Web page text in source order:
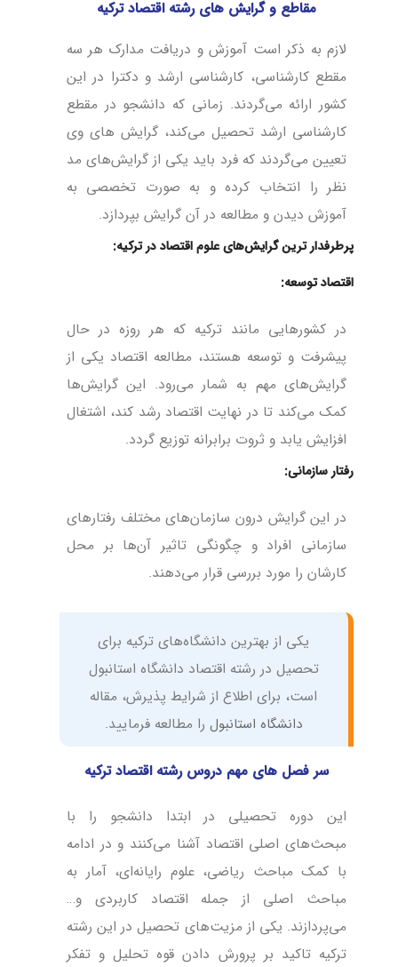
مقاطع و گرایش های رشته اقتصاد ترکیه
لازم به ذکر است آموزش و دریافت مدارک هر سه
مقطع کارشناسی، کارشناسی ارشد و دکترا در این
کشور ارائه می‌گردند. زمانی که دانشجو در مقطع
کارشناسی ارشد تحصیل می‌کند، گرایش های وی
تعیین می‌گردند که فرد باید یکی از گرایش‌های مد
نظر را انتخاب کرده و به صورت تخصصی به
آموزش دیدن و مطالعه در آن گرایش بپردازد.
پرطرفدار ترین گرایش‌های علوم اقتصاد در ترکیه:
اقتصاد توسعه:
در کشورهایی مانند ترکیه که هر روزه در حال
پیشرفت و توسعه هستند، مطالعه اقتصاد یکی از
گرایش‌های مهم به شمار می‌رود. این گرایش‌ها
کمک می‌کند تا در نهایت اقتصاد رشد کند، اشتغال
افزایش یابد و ثروت برابرانه توزیع گردد.
رفتار سازمانی:
در این گرایش درون سازمان‌های مختلف رفتارهای
سازمانی افراد و چگونگی تاثیر آن‌ها بر محل
کارشان را مورد بررسی قرار می‌دهند.
یکی از بهترین دانشگاه‌های ترکیه برای
تحصیل در رشته اقتصاد دانشگاه استانبول
است، برای اطلاع از شرایط پذیرش، مقاله
دانشگاه استانبولرا مطالعه فرمایید.
سر فصل های مهم دروس رشته اقتصاد ترکیه
این دوره تحصیلی در ابتدا دانشجو را با
مبحث‌های اصلی اقتصاد آشنا می‌کنند و در ادامه
با کمک مباحث ریاضی، علوم رایانه‌ای، آمار به
مباحث اصلی از جمله اقتصاد کاربردی و…
می‌پردازند. یکی از مزیت‌های تحصیل در این رشته
ترکیه تاکید بر پرورش دادن قوه تحلیل و تفکر